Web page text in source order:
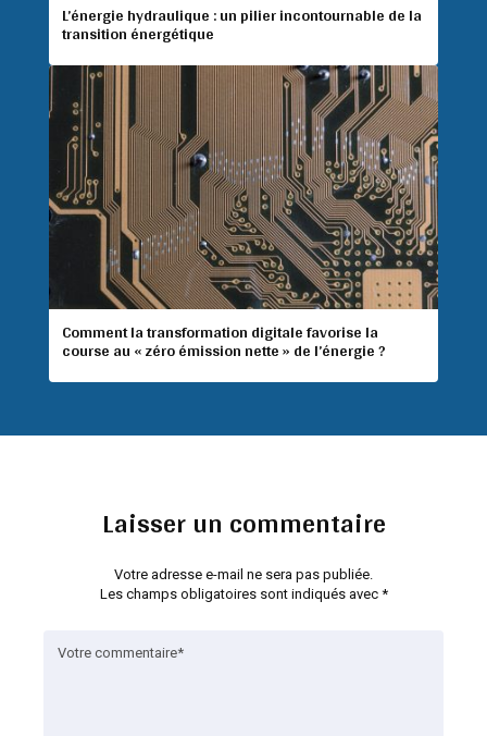
L’énergie hydraulique : un pilier incontournable de la
transition énergétique
Comment la transformation digitale favorise la
course au « zéro émission nette » de l’énergie ?
Laisser un commentaire
Votre adresse e-mail ne sera pas publiée.
Les champs obligatoires sont indiqués avec *